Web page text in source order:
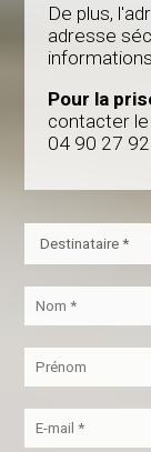
De plus,
adresse
Pour la
contacter le
04 90 27